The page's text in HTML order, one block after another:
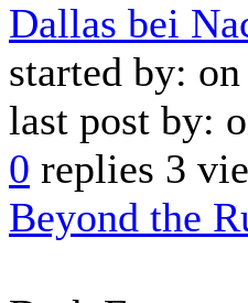
Dallas bei
started by: on
last post by:
0 replies 3
Beyond the